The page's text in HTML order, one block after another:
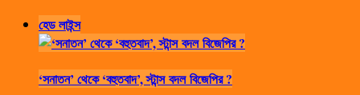
হেড লাইন্স
‘সনাতন’ থেকে ‘বহুতবাদ’, স্টান্স বদল বিজেপির ?